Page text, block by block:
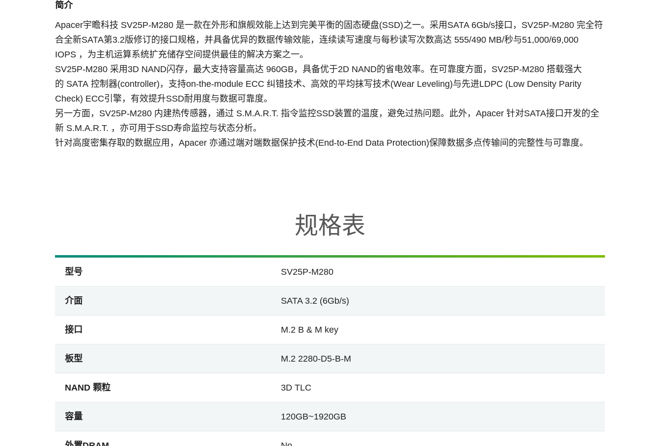
简介
Apacer宇瞻科技 SV25P-M280 是一款在外形和旗舰效能上达到完美平衡的固态硬盘(SSD)之一。采用 SATA 6Gb/s接口， SV25P-M280 完全符
合全新SATA第3.2版修订的接口规格，并具备优异的数据传输效能，连续读写速度与每秒读写次数高达 555/490 MB/秒与51,000/69,000
IOPS ，为主机运算系统扩充储存空间提供最佳的解决方案之一。
SV25P-M280 采用 3D NAND闪存，最大支持容量高达 960GB ，具备优于2D NAND的省电效率。在可靠度方面， SV25P-M280 搭载强大
的 SATA 控制器(controller) ，支持on-the-module ECC 纠错技术、高效的平均抹写技术(Wear Leveling)与先进LDPC (Low Density Parity
Check) ECC引擎，有效提升SSD耐用度与数据可靠度。
另一方面， SV25P-M280 内建热传感器，通过 S.M.A.R.T. 指令监控SSD装置的温度，避免过热问题。此外， Apacer 针对SATA接口开发的全
新 S.M.A.R.T. ，亦可用于SSD寿命监控与状态分析。
针对高度密集存取的数据应用， Apacer 亦通过端对端数据保护技术(End-to-End Data Protection)保障数据多点传输间的完整性与可靠度。
规格表
型号 SV25P-M280
介面 SATA 3.2 (6Gb/s)
接口 M.2 B & M key
板型 M.2 2280-D5-B-M
NAND 颗粒 3D TLC
容量 120GB~1920GB